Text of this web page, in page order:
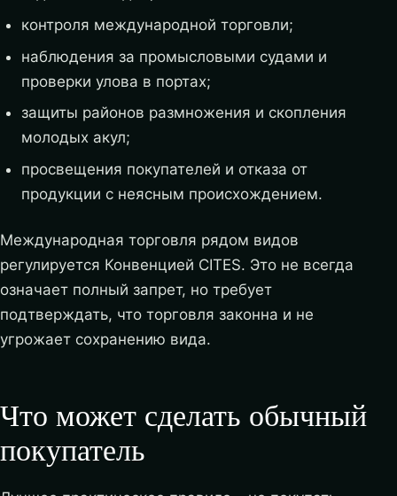
контроля международной торговли;
наблюдения за промысловыми судами и
проверки улова в портах;
защиты районов размножения и скопления
молодых акул;
просвещения покупателей и отказа от
продукции с неясным происхождением.
Международная торговля рядом видов
регулируется Конвенцией CITES. Это не всегда
означает полный запрет, но требует
подтверждать, что торговля законна и не
угрожает сохранению вида.
Что может сделать обычный
покупатель